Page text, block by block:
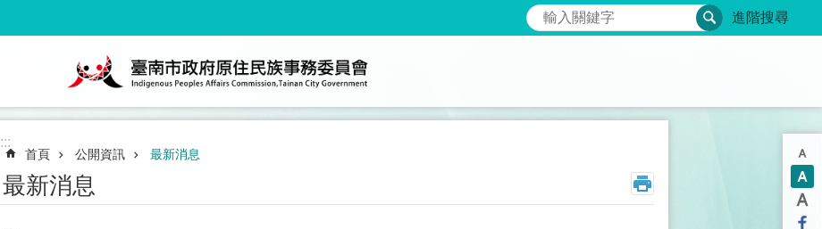
搜尋 進階搜尋
:::
首頁 公開資訊 最新消息
最新消息